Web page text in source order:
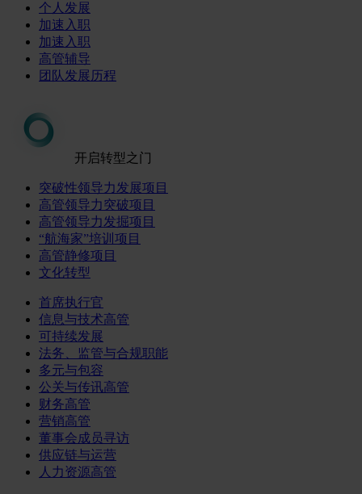
个人发展
加速入职
加速入职
高管辅导
团队发展历程
开启转型之门
突破性领导力发展项目
高管领导力突破项目
高管领导力发掘项目
“航海家”培训项目
高管静修项目
文化转型
首席执行官
信息与技术高管
可持续发展
法务、监管与合规职能
多元与包容
公关与传讯高管
财务高管
营销高管
董事会成员寻访
供应链与运营
人力资源高管